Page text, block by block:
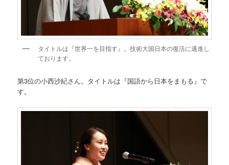
タイトルは『世界一を目指す』。技術大国日本の復活に邁進し
ております。
第3位の小西沙紀さん。タイトルは『国語から日本をまもる』で
す。